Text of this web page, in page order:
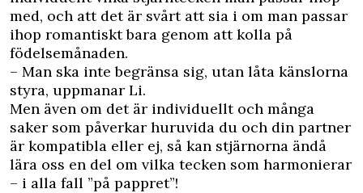
med, och att det är svårt att sia i om man passar
ihop romantiskt bara genom att kolla på
födelsemånaden.
– Man ska inte begränsa sig, utan låta känslorna
styra, uppmanar Li.
Men även om det är individuellt och många
saker som påverkar huruvida du och din partner
är kompatibla eller ej, så kan stjärnorna ändå
lära oss en del om vilka tecken som harmonierar
– i alla fall ”på pappret”!